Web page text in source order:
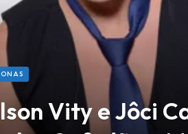
Vity e Jôci